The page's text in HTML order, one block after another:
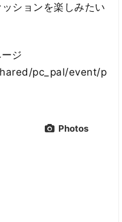
ションを楽しみたい
ジ
pc_pal/event/p
Photos